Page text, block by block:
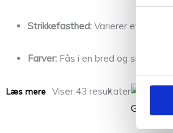
Strikkefasthed: Varierer efter
Farver: Fås i en bred og smukt
Læs mere Viser 43 resultater
Garn